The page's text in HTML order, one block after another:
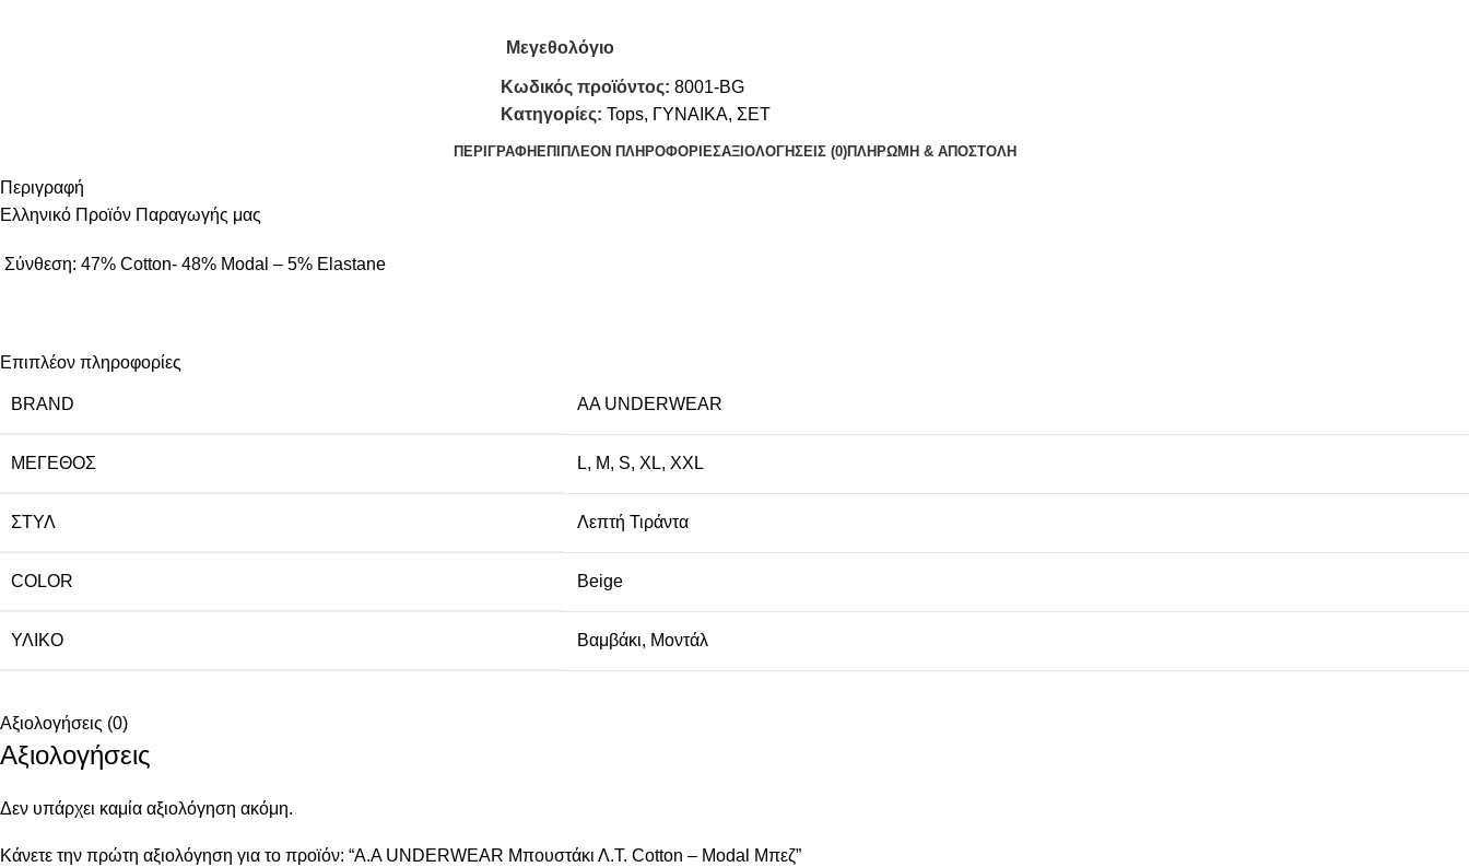
Μεγεθολόγιο
Κωδικός προϊόντος: 8001-BG
Κατηγορίες: Tops, ΓΥΝΑΙΚΑ, ΣΕΤ
ΠΕΡΙΓΡΑΦΉ ΕΠΙΠΛΈΟΝ ΠΛΗΡΟΦΟΡΊΕΣΑΞΙΟΛΟΓΉΣΕΙΣ (0)ΠΛΗΡΩΜΗ & ΑΠΟΣΤΟΛΗ
Περιγραφή
Ελληνικό Προϊόν Παραγωγής μας
Σύνθεση: 47% Cotton- 48% Modal – 5% Elastane
Επιπλέον πληροφορίες
BRAND AA UNDERWEAR
ΜΈΓΕΘΟΣ L, M, S, XL, XXL
ΣΤΥΛ Λεπτή Τιράντα
COLOR Beige
ΥΛΙΚΌ Βαμβάκι, Μοντάλ
Αξιολογήσεις (0)
Αξιολογήσεις
Δεν υπάρχει καμία αξιολόγηση ακόμη.
Κάνετε την πρώτη αξιολόγηση για το προϊόν: “Α.A UNDERWEAR Μπουστάκι Λ.Τ. Cotton – Modal Μπεζ”